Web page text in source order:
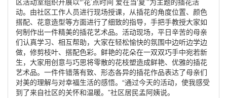
动。由社区工作人员进行现场授课，从插花的角度位置、颜色
搭配、花意造型等方面进行了细致的指导，手把手教授大家如
何制作出一件精美的插花艺术品。活动现场，平日辛苦的母亲
们认真学习、相互帮助，大家在轻松愉快的氛围中边听边学边
做，修剪枝叶、搭配色彩。鲜艳的花朵在一双双巧手中宛若新
生，大家用创意与巧思将零散的花枝塑造成鲜艳、优雅的插花
艺术品。一件件错落有致、形态各异的插花作品表达了母亲们
对美的理解与对幸福生活的感悟。“通过今天的活动，使我感受
到了来自社区的关怀和温暖。”社区居民孟阿姨说。